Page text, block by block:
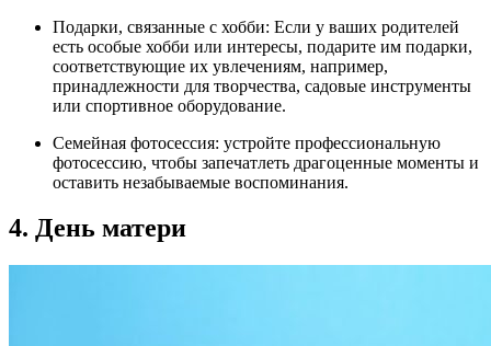
Подарки, связанные с хобби: Если у ваших родителей
есть особые хобби или интересы, подарите им подарки,
соответствующие их увлечениям, например,
принадлежности для творчества, садовые инструменты
или спортивное оборудование.
Семейная фотосессия: устройте профессиональную
фотосессию, чтобы запечатлеть драгоценные моменты и
оставить незабываемые воспоминания.
4. День матери